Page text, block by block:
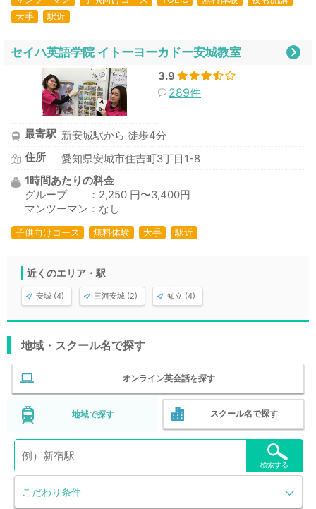
大手
駅近
セイハ英語学院 イトーヨーカドー安城教室
3.9
289件
最寄駅 新安城駅から 徒歩4分
住所
愛知県安城市住吉町3丁目1-8
1時間あたりの料金
グループ ：2,250 円〜3,400円
マンツーマン：なし
子供向けコース 無料体験 大手 駅近
近くのエリア・駅
安城 (4) 三河安城 (2) 知立 (4)
地域・スクール名で探す
オンライン英会話を探す
地域で探す スクール名で探す
こだわり条件
検索する